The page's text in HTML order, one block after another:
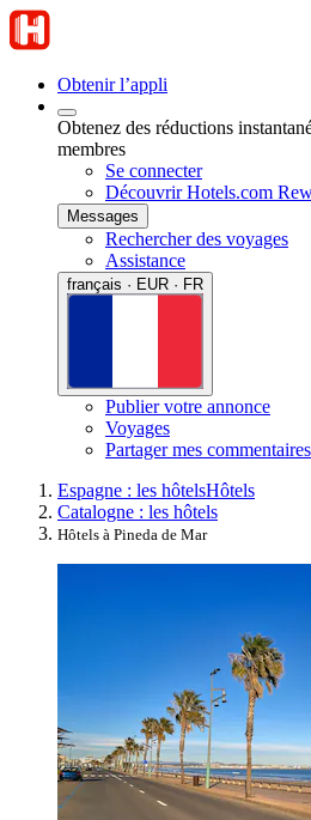
Obtenir l’appli
Obtenez des réductions
membres
Se connecter
Découvrir Hotels.com
Messages
Rechercher des voyages
Assistance
français · EUR · FR
Publier votre annonce
Voyages
Partager mes commentaires
Espagne : les hôtelsHôtels
Catalogne : les hôtels
Hôtels à Pineda de Mar